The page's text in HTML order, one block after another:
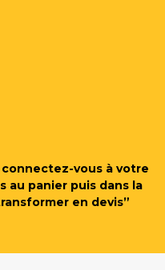
vous à votre
au panier puis dans la
en devis”